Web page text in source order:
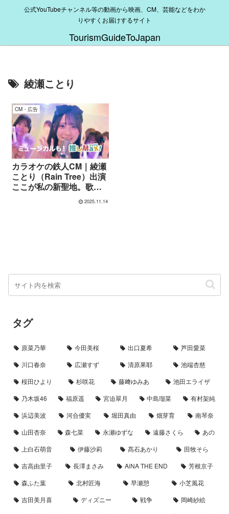
公式YouTubeチャンネル等の動画から映画、CM、芸能などをわか
りやすくお届けするサイト
TourismGuideToJapan
綾瀬ことり
CM・広告
カラオケの鉄人CM｜綾瀬
ことり（Rain Tree）出演
ここが私の新聖地。歌う
時間が居場所になる2025.11.14
タグ
原菜乃華 今田美桜 出口夏希
芦田愛菜
川口春奈
広瀬すず 清原果耶
池端杏慈
桜田ひより
杉咲花 藤﨑ゆみあ
池田エライザ
乃木坂46
福原遥 宮迫翠月 中島瑠菜
有村架純
浜辺美波
河合優実 堀田真由 畑芽育
南琴奈
山田杏奈
森七菜 永瀬ゆずな 遠藤さくら
あの
上白石萌音
伊藤沙莉 髙石あかり
田牧そら
吉高由里子
長澤まさみ AiNA THE END
芳根京子
森ふた葉
北村匠海 早瀬憩
小芝風花
吉田美月喜
ディズニー 戦争
岡崎紗絵